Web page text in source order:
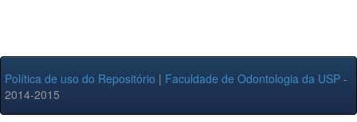
Política de uso do Repositório | Faculdade de Odontologia da USP -
2014-2015